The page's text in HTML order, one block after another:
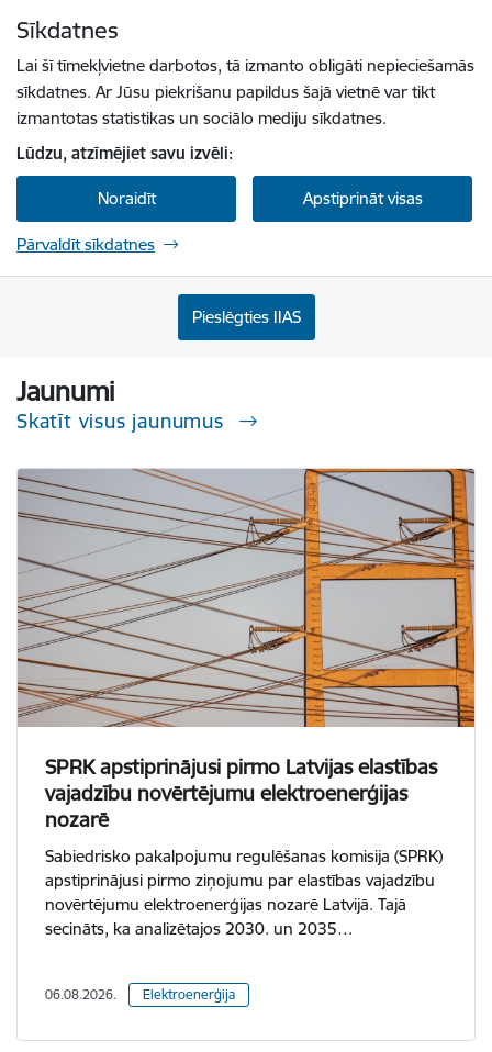
Sīkdatnes
Lai šī tīmekļvietne darbotos, tā izmanto obligāti nepieciešamās
sīkdatnes. Ar Jūsu piekrišanu papildus šajā vietnē var tikt
izmantotas statistikas un sociālo mediju sīkdatnes.
Lūdzu, atzīmējiet savu izvēli:
Noraidīt Apstiprināt visas
Pārvaldīt sīkdatnes
Sabiedrisko pakalpojumu regulēšanas
Pieslēgties IIAS
Jaunumi
Skatīt visus jaunumus
SPRK apstiprinājusi pirmo Latvijas elastības
vajadzību novērtējumu elektroenerģijas
nozarē
Sabiedrisko pakalpojumu regulēšanas komisija (SPRK)
apstiprinājusi pirmo ziņojumu par elastības vajadzību
novērtējumu elektroenerģijas nozarē Latvijā. Tajā
secināts, ka analizētajos 2030. un 2035…
06.08.2026. Elektroenerģija